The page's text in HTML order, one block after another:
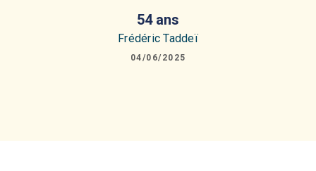
54 ans
Frédéric Taddeï
04/06/2025